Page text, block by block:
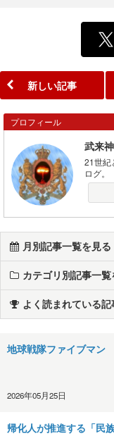
新しい記事
プロフィール
武来
21世紀
ログ。
月別記事一覧を見る
カテゴリ別記事一覧
よく読まれている
地球戦隊ファイブマン
2026年05月25日
帰化人が推進する「民